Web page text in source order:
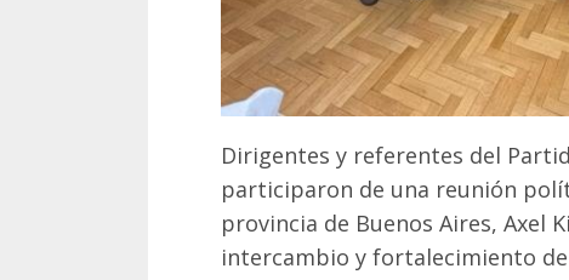
Dirigentes y referentes del
participaron de una reunión
provincia de Buenos Aires, Axel
intercambio y fortalecimiento